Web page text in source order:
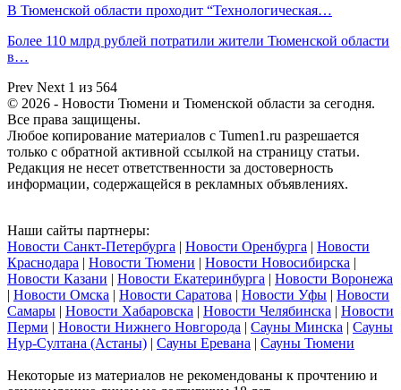
В Тюменской области проходит “Технологическая…
Более 110 млрд рублей потратили жители Тюменской области
в…
Prev Next 1 из 564
© 2026 - Новости Тюмени и Тюменской области за сегодня.
Все права защищены.
Любое копирование материалов с Tumen1.ru разрешается
только с обратной активной ссылкой на страницу статьи.
Редакция не несет ответственности за достоверность
информации, содержащейся в рекламных объявлениях.
Наши сайты партнеры:
Новости Санкт-Петербурга | Новости Оренбурга | Новости
Краснодара | Новости Тюмени | Новости Новосибирска |
Новости Казани | Новости Екатеринбурга | Новости Воронежа
| Новости Омска | Новости Саратова | Новости Уфы | Новости
Самары | Новости Хабаровска | Новости Челябинска | Новости
Перми | Новости Нижнего Новгорода | Сауны Минска | Сауны
Нур-Султана (Астаны) | Сауны Еревана | Сауны Тюмени
Некоторые из материалов не рекомендованы к прочтению и